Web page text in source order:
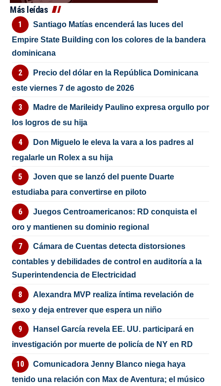
Más leídas
Santiago Matías encenderá las luces del
Empire State Building con los colores de la bandera
dominicana
Precio del dólar en la República Dominicana
este viernes 7 de agosto de 2026
Madre de Marileidy Paulino expresa orgullo por
los logros de su hija
Don Miguelo le eleva la vara a los padres al
regalarle un Rolex a su hija
Joven que se lanzó del puente Duarte
estudiaba para convertirse en piloto
Juegos Centroamericanos: RD conquista el
oro y mantienen su dominio regional
Cámara de Cuentas detecta distorsiones
contables y debilidades de control en auditoría a la
Superintendencia de Electricidad
Alexandra MVP realiza íntima revelación de
sexo y deja entrever que espera un niño
Hansel García revela EE. UU. participará en
investigación por muerte de policía de NY en RD
Comunicadora Jenny Blanco niega haya
tenido una relación con Max de Aventura; el músico